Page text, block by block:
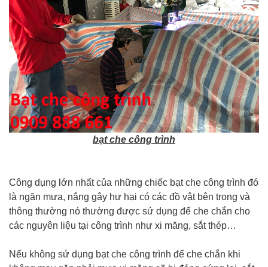
bạt che công trình
Công dụng lớn nhất của những chiếc bạt che công trình đó
là ngăn mưa, nắng gây hư hại có các đồ vật bên trong và
thông thường nó thường được sử dụng để che chắn cho
các nguyên liệu tại công trình như xi măng, sắt thép…
Nếu không sử dụng bạt che công trình để che chắn khi